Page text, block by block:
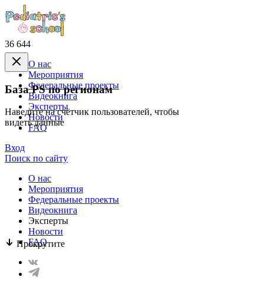
36 644
База PS по регионам
Наведите на счётчик пользователей, чтобы
видеть данные
Прокрутите
О нас
Mероприятия
Федеральные проекты
Видеокнига
Эксперты
Новости
FAQ
Вход
Поиск по сайту
О нас
Mероприятия
Федеральные проекты
Видеокнига
Эксперты
Новости
FAQ